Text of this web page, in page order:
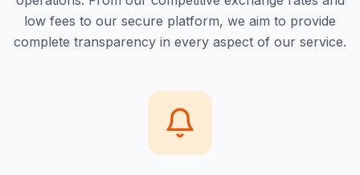
low fees to our secure platform, we aim to provide
complete transparency in every aspect of our service.